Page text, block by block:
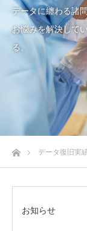
データに纏わる諸
お悩みを解決して
る。
ホームデータ復旧実
お知らせ